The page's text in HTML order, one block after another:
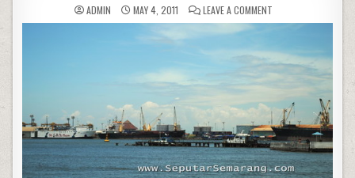
ADMIN MAY 4, 2011 LEAVE A COMMENT